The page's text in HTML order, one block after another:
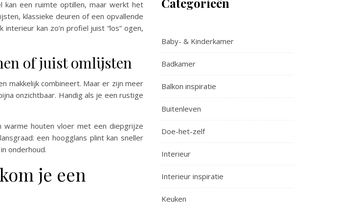
een ruimte optillen, maar werkt het
klassieke deuren of een opvallende
kan zo’n profiel juist “los” ogen,
of juist omlijsten
makkelijk combineert. Maar er zijn meer
onzichtbaar. Handig als je een rustige
warme houten vloer met een diepgrijze
een hoogglans plint kan sneller
onderhoud.
je een
Baby- & Kinderkamer
Badkamer
Balkon inspiratie
Buitenleven
Doe-het-zelf
Interieur
Interieur inspiratie
Keuken